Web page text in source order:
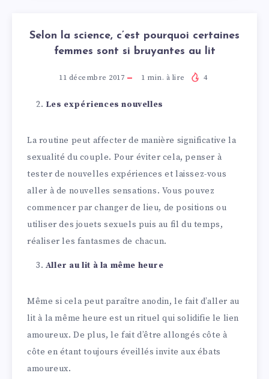
Selon la science, c’est pourquoi certaines
femmes sont si bruyantes au lit
11 décembre 2017 1 min. à lire 4
Les expériences nouvelles
La routine peut affecter de manière significative la
sexualité du couple. Pour éviter cela, penser à
tester de nouvelles expériences et laissez-vous
aller à de nouvelles sensations. Vous pouvez
commencer par changer de lieu, de positions ou
utiliser des jouets sexuels puis au fil du temps,
réaliser les fantasmes de chacun.
Aller au lit à la même heure
Même si cela peut paraître anodin, le fait d’aller au
lit à la même heure est un rituel qui solidifie le lien
amoureux. De plus, le fait d’être allongés côte à
côte en étant toujours éveillés invite aux ébats
amoureux.